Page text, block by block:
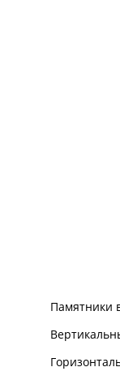
Памятники